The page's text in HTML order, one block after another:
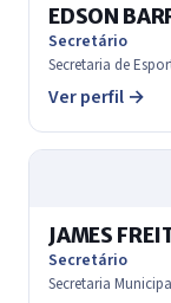
EDSON
Secretário
Secretaria de
Ver perfil →
JAMES
Secretário
Secretaria